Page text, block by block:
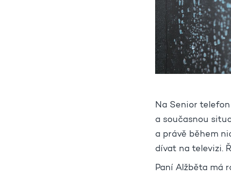
Na Senior
a současnou
a právě během
dívat na televizi.
Paní Alžběta má